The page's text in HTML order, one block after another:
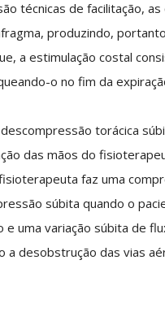
técnicas de facilitação,
produzindo,
a estimulação costal
o no fim da
torácica
das mãos do
faz uma
súbita quando o
e uma variação súbita de
desobstrução das vias